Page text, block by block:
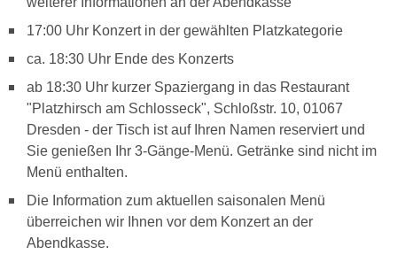
17:00 Uhr Konzert in der gewählten Platzkategorie
ca. 18:30 Uhr Ende des Konzerts
ab 18:30 Uhr kurzer Spaziergang in das Restaurant
"Platzhirsch am Schlosseck", Schloßstr. 10, 01067
Dresden - der Tisch ist auf Ihren Namen reserviert und
Sie genießen Ihr 3-Gänge-Menü. Getränke sind nicht im
Menü enthalten.
Die Information zum aktuellen saisonalen Menü
überreichen wir Ihnen vor dem Konzert an der
Abendkasse.